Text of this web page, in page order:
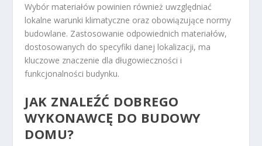
Wybór materiałów powinien również uwzględniać
lokalne warunki klimatyczne oraz obowiązujące normy
budowlane. Zastosowanie odpowiednich materiałów,
dostosowanych do specyfiki danej lokalizacji, ma
kluczowe znaczenie dla długowieczności i
funkcjonalności budynku.
JAK ZNALEŹĆ DOBREGO
WYKONAWCĘ DO BUDOWY
DOMU?